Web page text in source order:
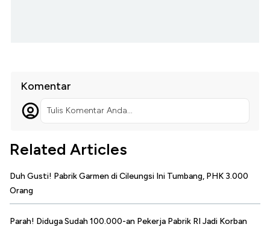
Komentar
Tulis Komentar Anda...
Related Articles
Duh Gusti! Pabrik Garmen di Cileungsi Ini Tumbang, PHK 3.000
Orang
Parah! Diduga Sudah 100.000-an Pekerja Pabrik RI Jadi Korban